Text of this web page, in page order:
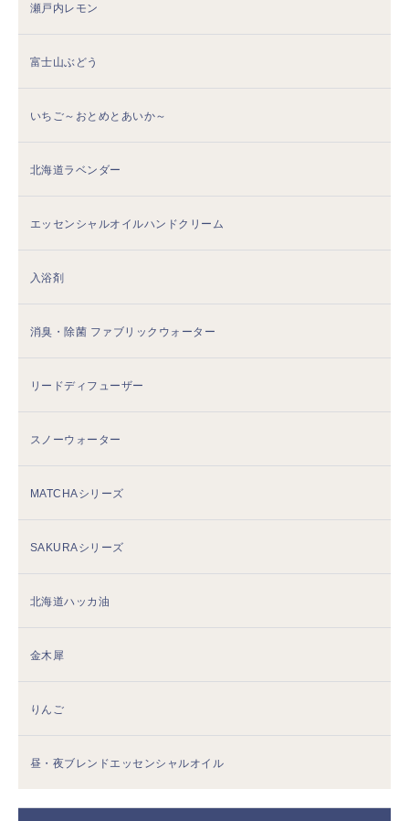
瀬戸内レモン
富士山ぶどう
いちご～おとめとあいか～
北海道ラベンダー
エッセンシャルオイルハンドクリーム
入浴剤
消臭・除菌 ファブリックウォーター
リードディフューザー
スノーウォーター
MATCHAシリーズ
SAKURAシリーズ
北海道ハッカ油
金木犀
りんご
昼・夜ブレンドエッセンシャルオイル